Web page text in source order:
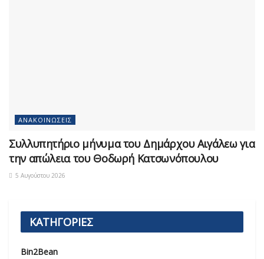
ΑΝΑΚΟΙΝΏΣΕΙΣ
Συλλυπητήριο μήνυμα του Δημάρχου Αιγάλεω για
την απώλεια του Θοδωρή Κατσωνόπουλου
5 Αυγούστου 2026
ΚΑΤΗΓΟΡΙΕΣ
Bin2Bean